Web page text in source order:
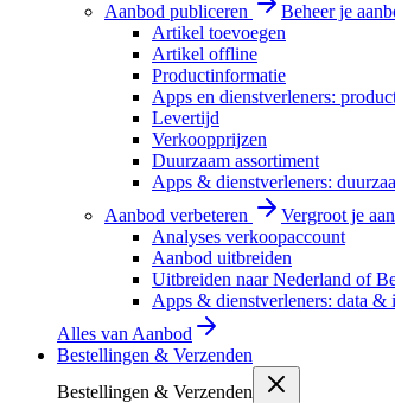
Aanbod publiceren
Beheer je
Artikel toevoegen
Artikel offline
Productinformatie
Apps en dienstverleners:
Levertijd
Verkoopprijzen
Duurzaam assortiment
Apps & dienstverleners:
Aanbod verbeteren
Vergroot je
Analyses verkoopaccount
Aanbod uitbreiden
Uitbreiden naar Nederland of
Apps & dienstverleners: data &
Alles van Aanbod
Bestellingen & Verzenden
Bestellingen & Verzenden